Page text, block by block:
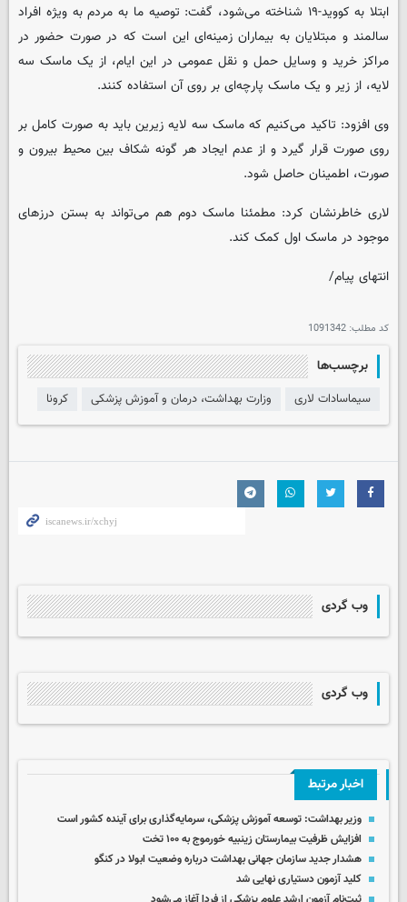
ابتلا به کووید-۱۹ شناخته می‌شود، گفت: توصیه ما به مردم به ویژه افراد
سالمند و مبتلایان به بیماران زمینه‌ای این است که در صورت حضور در
مراکز خرید و وسایل حمل و نقل عمومی در این ایام، از یک ماسک سه
لایه، ‌از زیر و یک ماسک پارچه‌ای بر روی آن استفاده کنند.
وی افزود: تاکید می‌کنیم که ماسک سه لایه زیرین باید به صورت کامل بر
روی صورت قرار گیرد و از عدم ایجاد هر گونه شکاف بین محیط بیرون و
صورت، اطمینان حاصل شود.
لاری خاطرنشان کرد: مطمئنا ماسک دوم هم می‌تواند به بستن درزهای
موجود در ماسک اول کمک کند.
انتهای پیام/
کد مطلب: 1091342
برچسب‌ها
سیماسادات لاری وزارت بهداشت، درمان و آموزش پزشکی کرونا
وب گردی
وب گردی
اخبار مرتبط
وزیر بهداشت: توسعه آموزش پزشکی، سرمایه‌گذاری برای آینده کشور است
افزایش ظرفیت بیمارستان زینبیه خورموج به ۱۰۰ تخت
هشدار جدید سازمان جهانی بهداشت درباره وضعیت ابولا در کنگو
کلید آزمون دستیاری نهایی شد